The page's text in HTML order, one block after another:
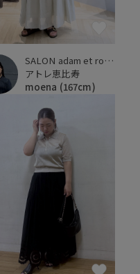
SALON adam et ropé
アトレ恵比寿
moena (167cm)